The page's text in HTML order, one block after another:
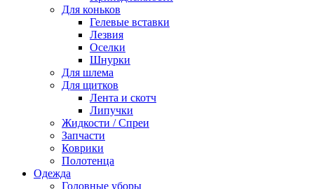
Для коньков
Гелевые вставки
Лезвия
Оселки
Шнурки
Для шлема
Для щитков
Лента и скотч
Липучки
Жидкости / Спреи
Запчасти
Коврики
Полотенца
Одежда
Головные уборы